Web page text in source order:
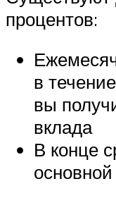
процентов:
в
вы
вклада
В конце